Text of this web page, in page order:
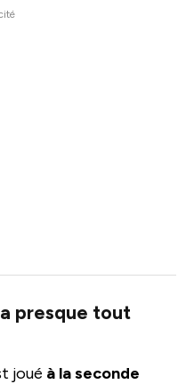
presque tout
joué à la seconde